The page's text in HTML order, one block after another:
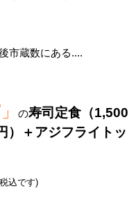
市蔵数にある....
の寿司定食（1,500
）＋アジフライトッ
込です)